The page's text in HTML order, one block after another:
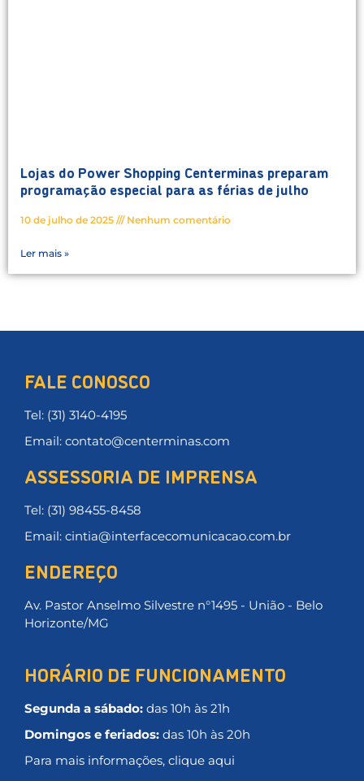
Lojas do Power Shopping Centerminas preparam
programação especial para as férias de julho
10 de julho de 2025 Nenhum comentário
Ler mais »
FALE CONOSCO
Tel: (31) 3140-4195
Email: contato@centerminas.com
ASSESSORIA DE IMPRENSA
Tel: (31) 98455-8458
Email: cintia@interfacecomunicacao.com.br
ENDEREÇO
Av. Pastor Anselmo Silvestre n°1495 - União - Belo
Horizonte/MG
HORÁRIO DE FUNCIONAMENTO
Segunda a sábado: das 10h às 21h
Domingos e feriados: das 10h às 20h
Para mais informações, clique aqui